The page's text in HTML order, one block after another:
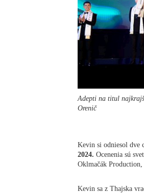
Adepti na titul
Orenič
Kevin si odniesol dve
2024. Ocenenia sú
Oklmačák
Kevin sa z Thajska